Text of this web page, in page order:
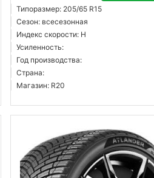
Типоразмер: 205/65 R15
Сезон: всесезонная
Индекс скорости: H
Усиленность:
Год производства:
Страна:
Магазин: R20